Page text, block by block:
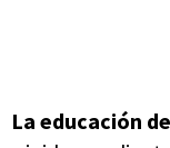
La educación